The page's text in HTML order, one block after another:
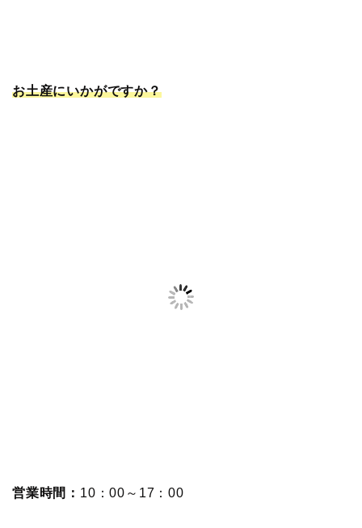
お土産にいかがですか？
営業時間： 10：00～17：00